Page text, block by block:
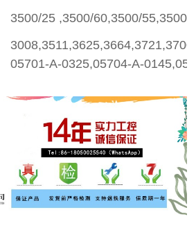
3500/25 ,3500/60,3500/
05701-A-0325,05704-A-